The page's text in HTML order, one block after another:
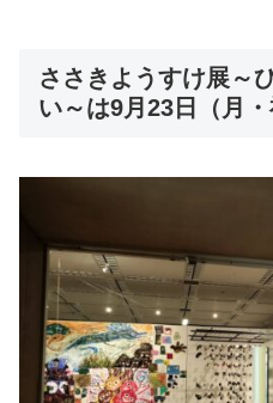
ささきようすけ展～
い～は9月23日（月・